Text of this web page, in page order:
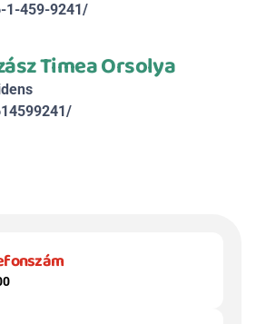
1-459-9241/
Timea Orsolya